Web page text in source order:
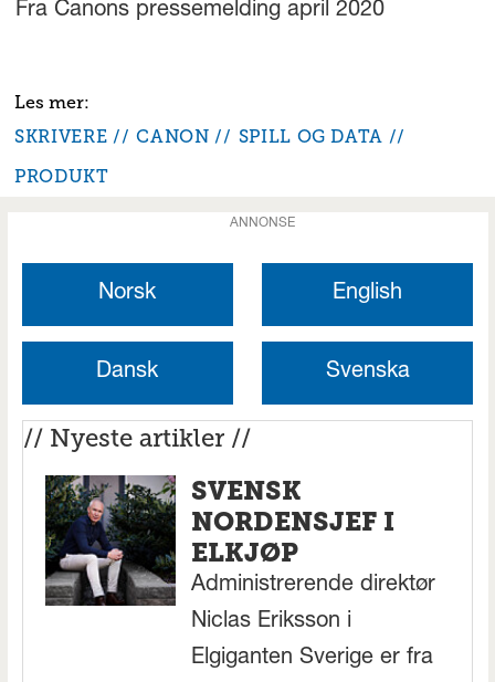
Fra Canons pressemelding april 2020
SKRIVERE CANON
SPILL OG DATA
PRODUKT
ANNONSE
Norsk English
Dansk Svenska
// Nyeste artikler //
SVENSK
NORDENSJEF I
ELKJØP
Administrerende direktør
Niclas Eriksson i
Elgiganten Sverige er fra